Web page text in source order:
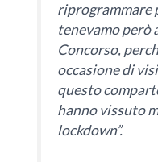
riprogrammare
tenevamo però
Concorso,
occasione di
questo
hanno vissuto
lockdown”.